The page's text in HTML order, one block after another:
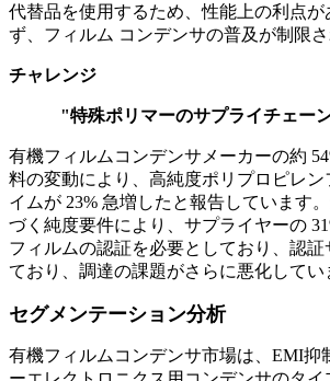
代替品を使用するため、性能上の利点が
ず、フィルム コンデンサの普及が制限さ
チャレンジ
"特殊ポリマーのサプライチェー
有機フィルムコンデンサメーカーの約
料の変動により、高純度ポリプロピレン
イムが 23% 急増したと報告しています
づく純度要件により、サプライヤーの
フィルムの認証を必要としており、認証
ており、調達の課題がさらに悪化してい
セグメンテーション分析
有機フィルムコンデンサ市場は、EMI抑